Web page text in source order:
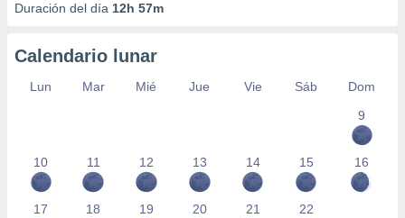
Duración del día 12h 57m
Calendario lunar
Lun Mar Mié Jue Vie Sáb
Dom
9
10 11 12 13 14 15 16
17 18 19 20 21 22